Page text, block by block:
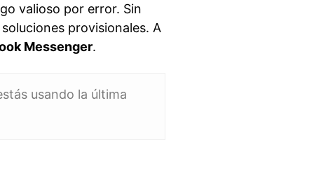
valioso por error. Sin
provisionales. A
Messenger.
usando la última